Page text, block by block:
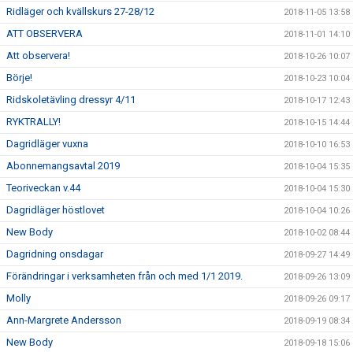
Ridläger och kvällskurs 27-28/12 2018-11-05 13:58
ATT OBSERVERA 2018-11-01 14:10
Att observera! 2018-10-26 10:07
Börje! 2018-10-23 10:04
Ridskoletävling dressyr 4/11 2018-10-17 12:43
RYKTRALLY! 2018-10-15 14:44
Dagridläger vuxna 2018-10-10 16:53
Abonnemangsavtal 2019 2018-10-04 15:35
Teoriveckan v.44 2018-10-04 15:30
Dagridläger höstlovet 2018-10-04 10:26
New Body 2018-10-02 08:44
Dagridning onsdagar 2018-09-27 14:49
Förändringar i verksamheten från och med 1/1 2019. 2018-09-26 13:09
Molly 2018-09-26 09:17
Ann-Margrete Andersson 2018-09-19 08:34
New Body 2018-09-18 15:06